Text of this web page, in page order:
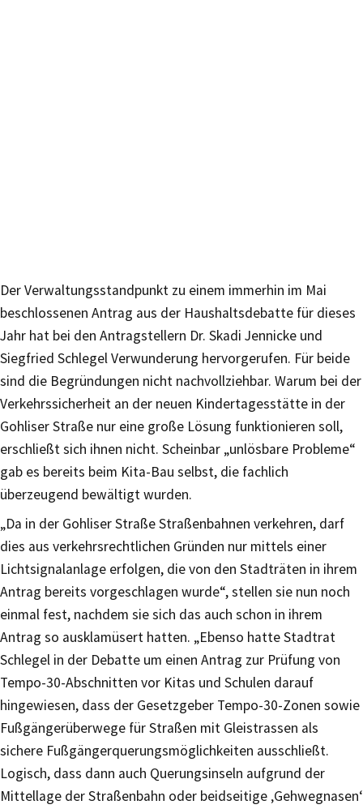
Der Verwaltungsstandpunkt zu einem immerhin im Mai
beschlossenen Antrag aus der Haushaltsdebatte für dieses
Jahr hat bei den Antragstellern Dr. Skadi Jennicke und
Siegfried Schlegel Verwunderung hervorgerufen. Für beide
sind die Begründungen nicht nachvollziehbar. Warum bei der
Verkehrssicherheit an der neuen Kindertagesstätte in der
Gohliser Straße nur eine große Lösung funktionieren soll,
erschließt sich ihnen nicht. Scheinbar „unlösbare Probleme“
gab es bereits beim Kita-Bau selbst, die fachlich
überzeugend bewältigt wurden.
„Da in der Gohliser Straße Straßenbahnen verkehren, darf
dies aus verkehrsrechtlichen Gründen nur mittels einer
Lichtsignalanlage erfolgen, die von den Stadträten in ihrem
Antrag bereits vorgeschlagen wurde“, stellen sie nun noch
einmal fest, nachdem sie sich das auch schon in ihrem
Antrag so ausklamüsert hatten. „Ebenso hatte Stadtrat
Schlegel in der Debatte um einen Antrag zur Prüfung von
Tempo-30-Abschnitten vor Kitas und Schulen darauf
hingewiesen, dass der Gesetzgeber Tempo-30-Zonen sowie
Fußgängerüberwege für Straßen mit Gleistrassen als
sichere Fußgängerquerungsmöglichkeiten ausschließt.
Logisch, dass dann auch Querungsinseln aufgrund der
Mittellage der Straßenbahn oder beidseitige ‚Gehwegnasen‘